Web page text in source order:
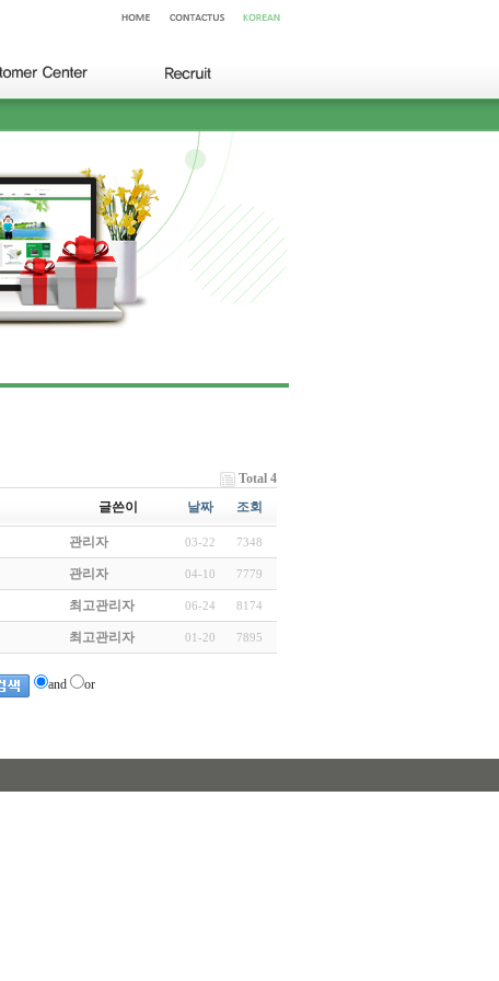
Total 4
글쓴이 날짜 조회
관리자 03-22 7348
관리자 04-10 7779
최고관리자 06-24 8174
최고관리자 01-20 7895
and or